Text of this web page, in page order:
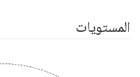
المستويات